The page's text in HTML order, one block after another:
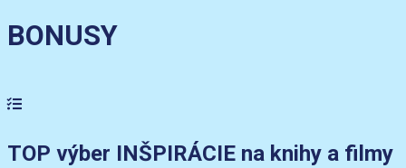
BONUSY
TOP výber INŠPIRÁCIE na knihy a filmy